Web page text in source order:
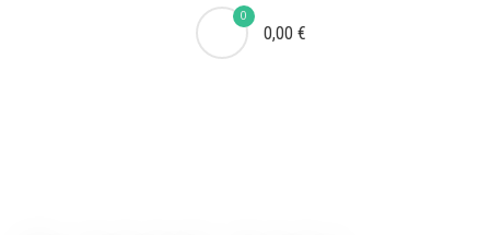
0
0,00 €